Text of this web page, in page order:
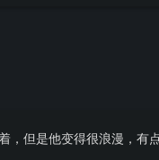
但是他变得很浪漫，有